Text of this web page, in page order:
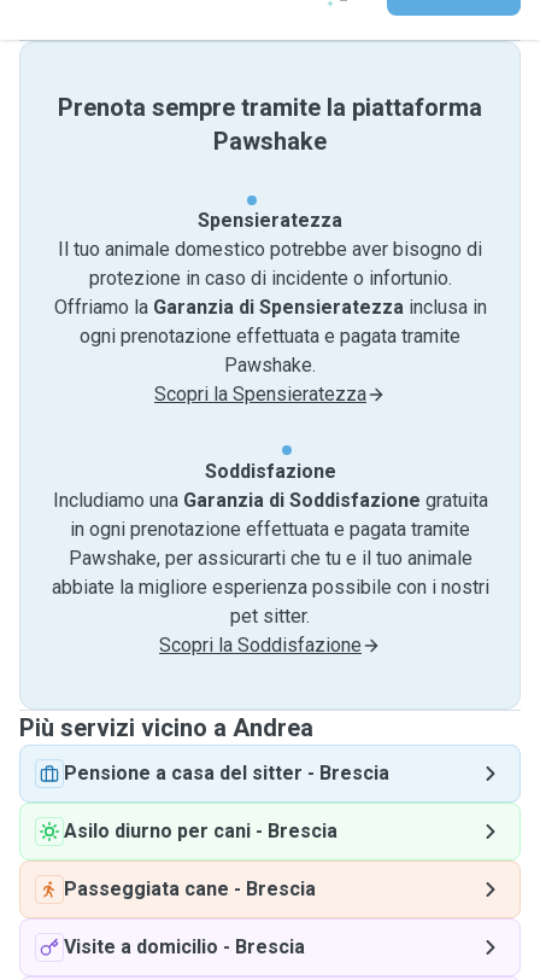
Prenota sempre tramite la piattaforma
Pawshake
Spensieratezza
Il tuo animale domestico potrebbe aver bisogno di
protezione in caso di incidente o infortunio.
Offriamo la Garanzia di Spensieratezzainclusa in
ogni prenotazione effettuata e pagata tramite
Pawshake.
Scopri la Spensieratezza
Soddisfazione
Includiamo una Garanzia di Soddisfazione gratuita
in ogni prenotazione effettuata e pagata tramite
Pawshake, per assicurarti che tu e il tuo animale
abbiate la migliore esperienza possibile con i nostri
pet sitter.
Scopri la Soddisfazione
Più servizi vicino a Andrea
Pensione a casa del sitter - Brescia
Asilo diurno per cani - Brescia
Passeggiata cane - Brescia
Visite a domicilio - Brescia